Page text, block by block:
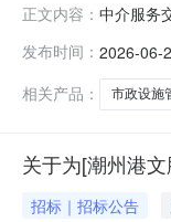
正文内容： 中介服务
浮率至
发布时间： 2026-06-
相关产品：
市政设施
关于为[潮州港
招标｜招标公告